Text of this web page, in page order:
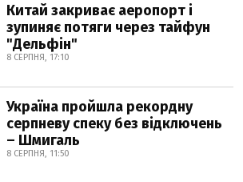
Китай закриває аеропорт і
зупиняє потяги через тайфун
"Дельфін"
8 СЕРПНЯ, 17:10
Україна пройшла рекордну
серпневу спеку без відключень
– Шмигаль
8 СЕРПНЯ, 11:50